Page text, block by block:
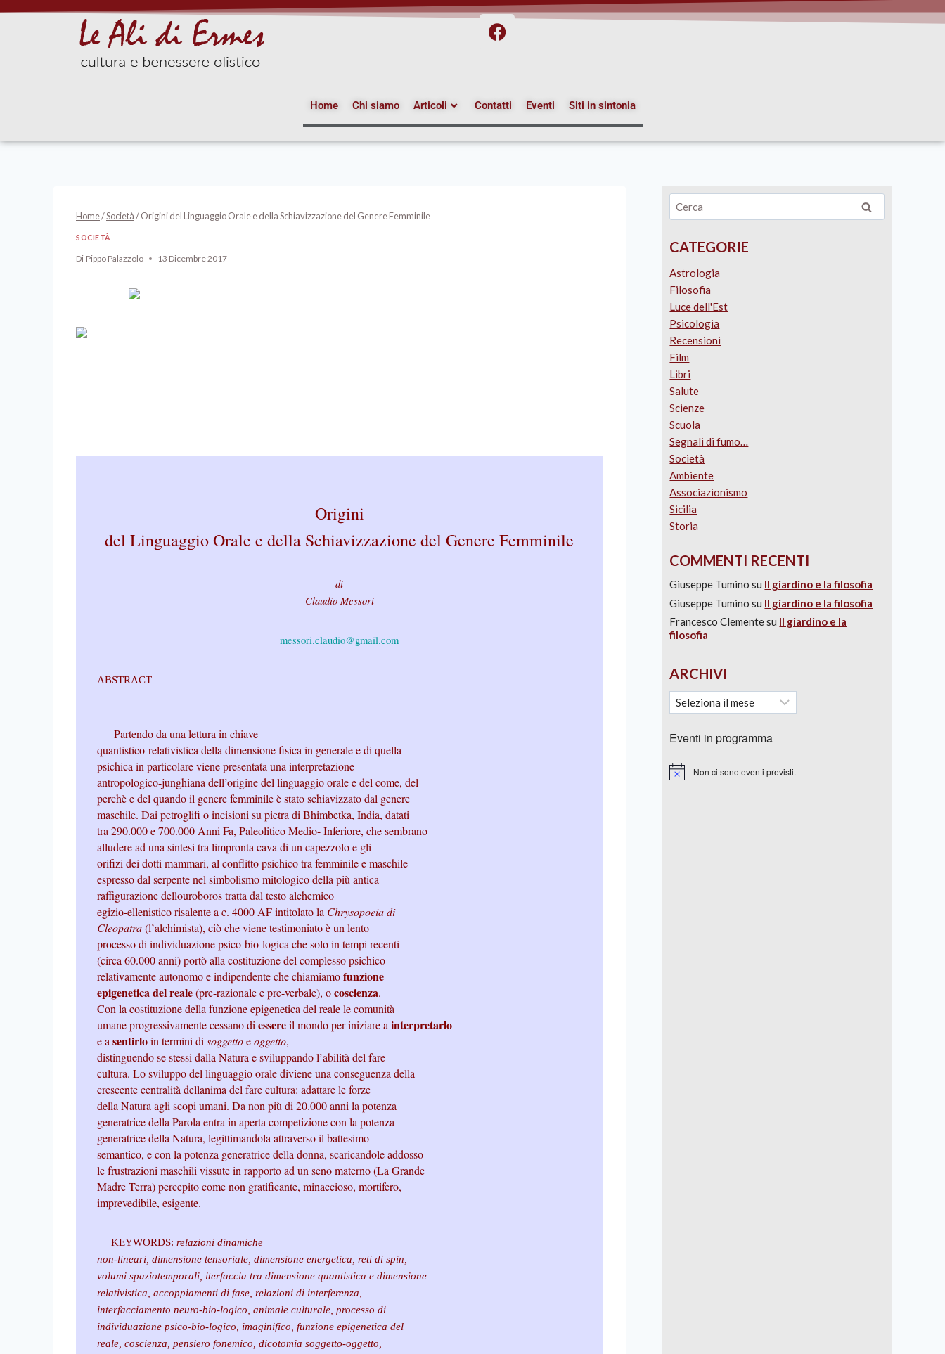
Home Chi siamo Articoli Contatti Eventi Siti in sintonia
Home/Società/Origini del Linguaggio Orale e della Schiavizzazione del Genere Femminile
SOCIETÀ
Di Pippo Palazzolo 13 Dicembre 2017
Origini
del Linguaggio Orale e della Schiavizzazione del Genere Femminile
di
Claudio Messori
messori.claudio@gmail.com
ABSTRACT
Partendo da una lettura in chiave
quantistico-relativistica della dimensione fisica in generale e di quella
psichica in particolare viene presentata una interpretazione
antropologico-junghiana dell’origine del linguaggio orale e del come, del
perchè e del quando il genere femminile è stato schiavizzato dal genere
maschile. Dai petroglifi o incisioni su pietra di Bhimbetka, India, datati
tra 290.000 e 700.000 Anni Fa, Paleolitico Medio- Inferiore, che sembrano
alludere ad una sintesi tra limpronta cava di un capezzolo e gli
orifizi dei dotti mammari, al conflitto psichico tra femminile e maschile
espresso dal serpente nel simbolismo mitologico della più antica
raffigurazione dellouroboros tratta dal testo alchemico
egizio-ellenistico risalente a c. 4000 AF intitolato la Chrysopoeia di
Cleopatra(l’alchimista), ciò che viene testimoniato è un lento
processo di individuazione psico-bio-logica che solo in tempi recenti
(circa 60.000 anni) portò alla costituzione del complesso psichico
relativamente autonomo e indipendente che chiamiamofunzione
epigenetica del reale(pre-razionale e pre-verbale), ocoscienza.
Con la costituzione della funzione epigenetica del reale le comunità
umane progressivamente cessano diessereil mondo per iniziare ainterpretarlo
e asentirloin termini disoggettoeoggetto,
distinguendo se stessi dalla Natura e sviluppando l’abilità del fare
cultura. Lo sviluppo del linguaggio orale diviene una conseguenza della
crescente centralità dellanima del fare cultura: adattare le forze
della Natura agli scopi umani. Da non più di 20.000 anni la potenza
generatrice della Parola entra in aperta competizione con la potenza
generatrice della Natura, legittimandola attraverso il battesimo
semantico, e con la potenza generatrice della donna, scaricandole addosso
le frustrazioni maschili vissute in rapporto ad un seno materno (La Grande
Madre Terra) percepito come non gratificante, minaccioso, mortifero,
imprevedibile, esigente.
KEYWORDS:relazioni dinamiche
non-lineari, dimensione tensoriale, dimensione energetica, reti di spin,
volumi spaziotemporali, iterfaccia tra dimensione quantistica e dimensione
relativistica, accoppiamenti di fase, relazioni di interferenza,
interfacciamento neuro-bio-logico, animale culturale, processo di
individuazione psico-bio-logico, imaginifico, funzione epigenetica del
reale, coscienza, pensiero fonemico, dicotomia soggetto-oggetto,
CATEGORIE
Astrologia
Filosofia
Luce dell'Est
Psicologia
Recensioni
Film
Libri
Salute
Scienze
Scuola
Segnali di fumo…
Società
Ambiente
Associazionismo
Sicilia
Storia
COMMENTI RECENTI
Giuseppe Tumino su Il giardino e la filosofia
Giuseppe Tumino su Il giardino e la filosofia
Francesco Clementesu Il giardino e la
filosofia
ARCHIVI
Eventi in programma
Notice Non ci sono eventi previsti.